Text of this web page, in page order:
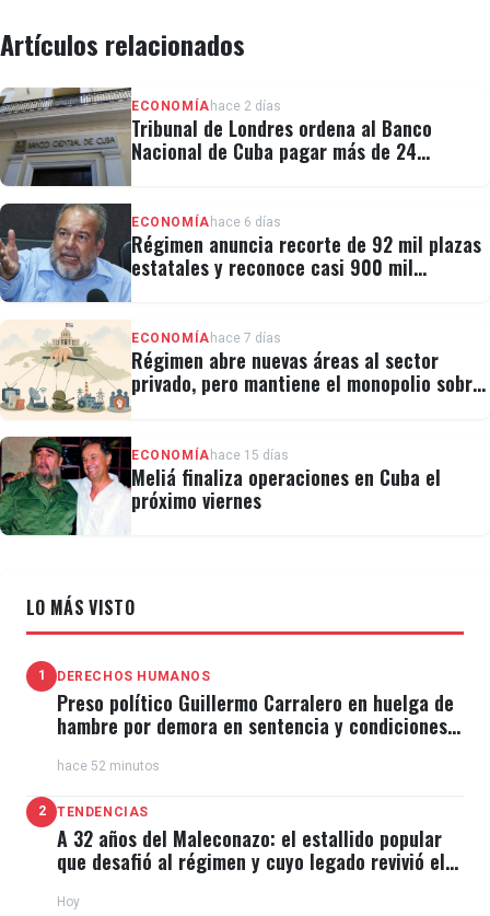
Artículos relacionados
ECONOMÍA hace 2 días
Tribunal de Londres ordena al Banco
Nacional de Cuba pagar más de 24
ECONOMÍA hace 6 días
Régimen anuncia recorte de 92 mil plazas
estatales y reconoce casi 900 mil
ECONOMÍA hace 7 días
Régimen abre nuevas áreas al sector
privado, pero mantiene el monopolio sobre
ECONOMÍA hace 15 días
Meliá finaliza operaciones en Cuba el
próximo viernes
LO MÁS VISTO
1 DERECHOS HUMANOS
Preso político Guillermo Carralero en huelga de
hambre por demora en sentencia y condiciones
hace 52 minutos
2 TENDENCIAS
A 32 años del Maleconazo: el estallido popular
que desafió al régimen y cuyo legado revivió el
Hoy